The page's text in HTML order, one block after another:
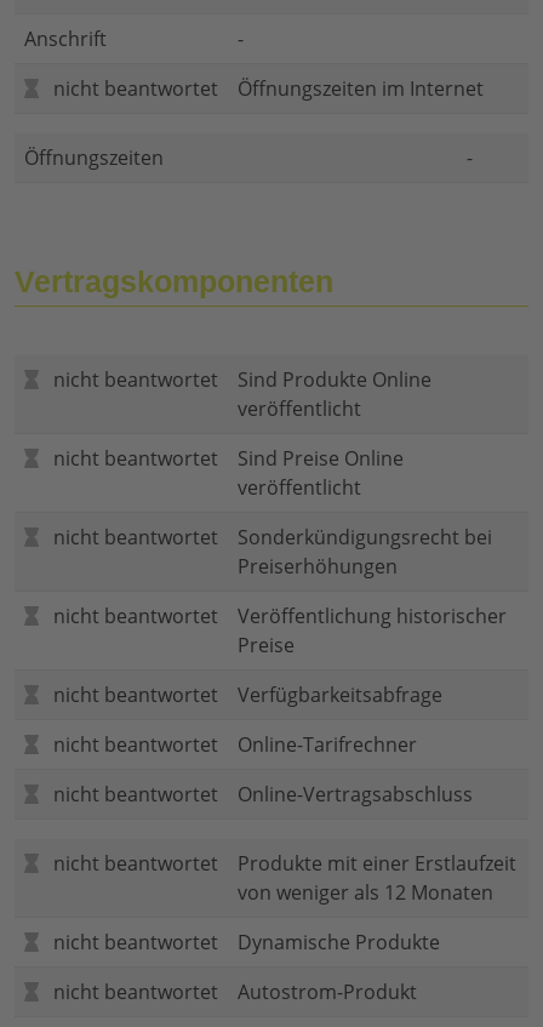
Anschrift
-
nicht beantwortet
Öffnungszeiten im Internet
Öffnungszeiten -
Vertragskomponenten
nicht beantwortet
Sind Produkte Online
veröffentlicht
nicht beantwortet
Sind Preise Online
veröffentlicht
nicht beantwortet
Sonderkündigungsrecht bei
Preiserhöhungen
nicht beantwortet
Veröffentlichung historischer
Preise
nicht beantwortet
Verfügbarkeitsabfrage
nicht beantwortet
Online-Tarifrechner
nicht beantwortet
Online-Vertragsabschluss
nicht beantwortet
Produkte mit einer Erstlaufzeit
von weniger als 12 Monaten
nicht beantwortet
Dynamische Produkte
nicht beantwortet
Autostrom-Produkt